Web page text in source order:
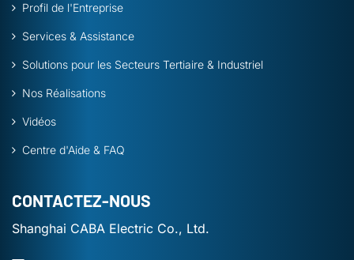
Profil de l'Entreprise
Services & Assistance
Solutions pour les Secteurs Tertiaire & Industriel
Nos Réalisations
Vidéos
Centre d'Aide & FAQ
CONTACTEZ-NOUS
Shanghai CABA Electric Co., Ltd.